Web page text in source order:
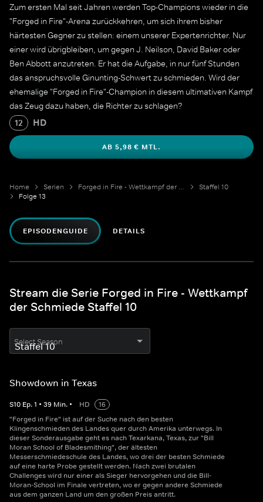
Zum ersten Mal seit Jahren werden Top-Champions wieder in die
"Forged in Fire"-Arena zurückkehren, um sich ihrem bisher
härtesten Gegner zu stellen: einem unserer Expertenrichter. Nur
einer wird übrigbleiben, um gegen J. Neilson, David Baker oder
Ben Abbott anzutreten. Er hat die Aufgabe, in nur fünf Stunden
das anspruchsvolle Ginunting-Schwert zu schmieden. Wird der
ehemalige "Forged in Fire"-Champion in diesem ultimativen Kampf
das Zeug dazu haben, die Richter zu schlagen?
12
HD
AB 5,98 € MTL.
Home Serien Forged in Fire - Wettkampf der Schmiede
Staffel 10
Folge 13
EPISODENGUIDE DETAILS
Stream die Serie Forged in Fire - Wettkampf
der Schmiede Staffel 10
Select Season
Showdown in Texas
S10 Ep.1 • 39 Min. • HD
16
"Forged in Fire" ist auf der Suche nach den besten
Klingenschmieden des Landes quer durch Amerika unterwegs. In
dieser Sonderausgabe geht es nach Texarkana, Texas, zur "Bill
Moran School of Bladesmithing", der ältesten
Messerschmiedeschule des Landes, wo drei der besten Schmiede
auf eine harte Probe gestellt werden. Nach zwei brutalen
Challenges wird nur einer als Sieger hervorgehen und die Bill-
Moran-School im Finale vertreten, wo er gegen andere Schmiede
aus dem ganzen Land um den großen Preis antritt.